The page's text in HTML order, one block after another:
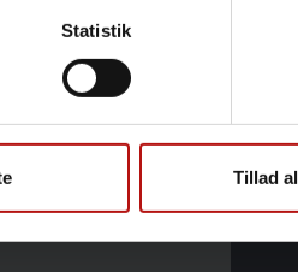
Statistik
Tillad